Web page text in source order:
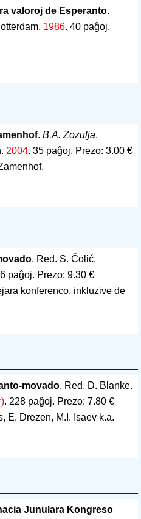
valoroj de Esperanto.
1986. 40 paĝoj.
. B.A. Zozulja.
2004. 35 paĝoj. Prezo: 3.00 €
. Red. S. Čolić.
paĝoj. Prezo: 9.30 €
konferenco, inkluzive de
movado. Red. D. Blanke.
. 228 paĝoj. Prezo: 7.80 €
E. Drezen, M.I. Isaev k.a.
Junulara Kongreso